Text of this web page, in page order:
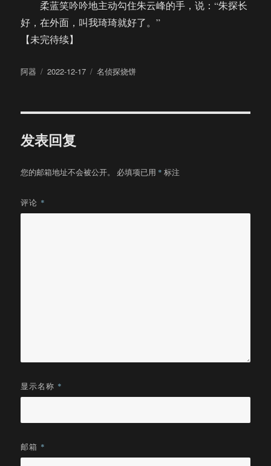
柔蓝笑吟吟地主动勾住朱云峰的手，说：“朱探长
好，在外面，叫我琦琦就好了。”
【未完待续】
作
阿器
发
2022-12-17
分
名侦探烧饼
发表回复
您的邮箱地址不会被公开。 必填项已用 * 标注
评论 *
显示名称 *
邮箱 *